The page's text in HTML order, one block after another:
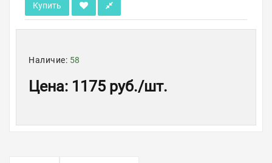
Купить
Наличие: 58
Цена: 1175 руб./шт.